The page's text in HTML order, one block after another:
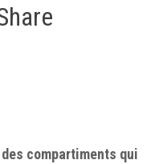
compartiments qui